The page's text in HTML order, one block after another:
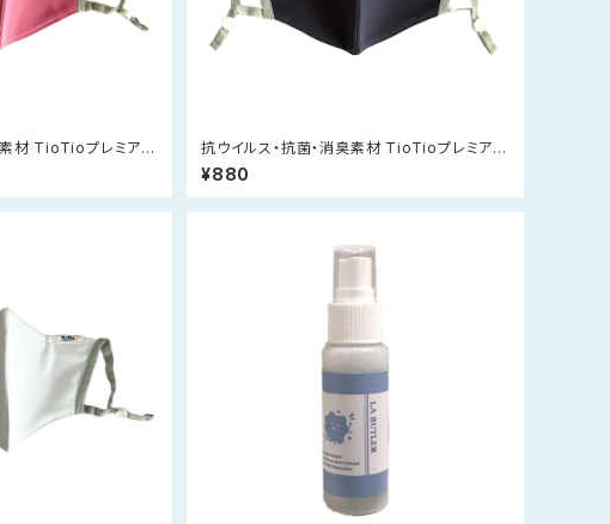
素材 TioTioプレミアム
抗ウイルス・抗菌・消臭素材 TioTioプレミアム
マスク（紺）
¥880